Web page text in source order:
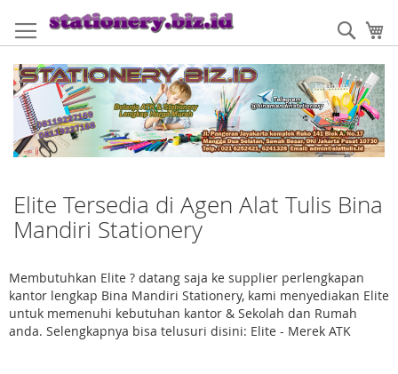
to
Content
Elite Tersedia di Agen Alat Tulis Bina
Mandiri Stationery
Membutuhkan Elite ? datang saja ke supplier perlengkapan
kantor lengkap Bina Mandiri Stationery, kami menyediakan Elite
untuk memenuhi kebutuhan kantor & Sekolah dan Rumah
anda. Selengkapnya bisa telusuri disini: Elite - Merek ATK